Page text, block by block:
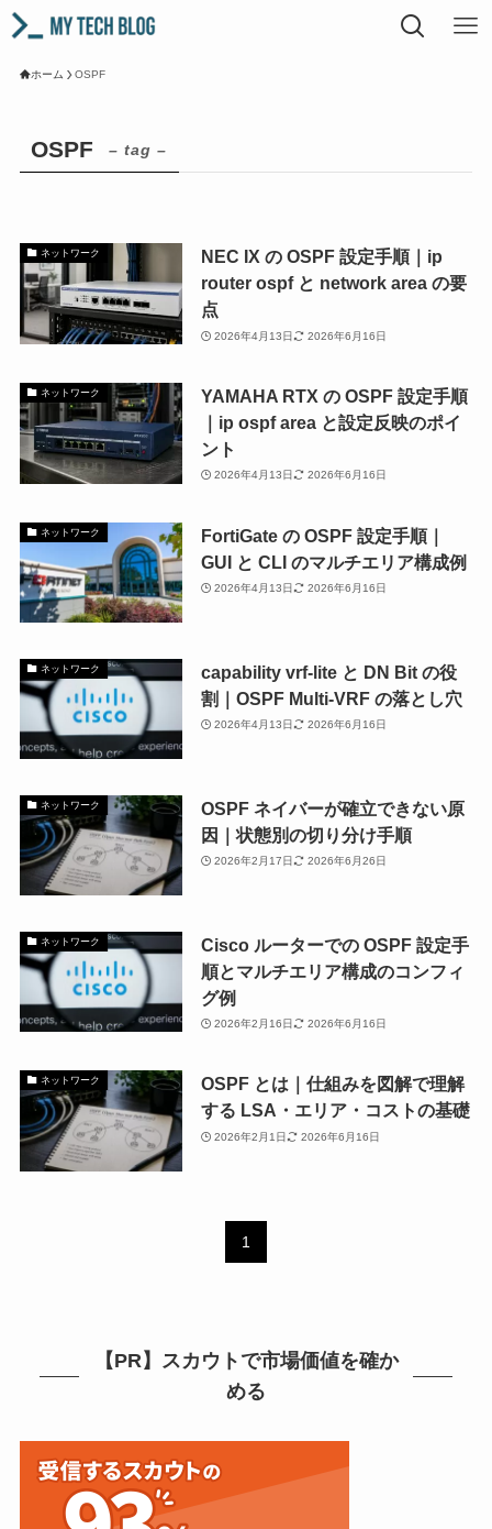
ホーム OSPF
OSPF – tag –
ネットワーク
NEC IX の OSPF 設定手順｜ip
router ospf と network area の要
点
2026年4月13日 2026年6月16日
ネットワーク
YAMAHA RTX の OSPF 設定手順
｜ip ospf area と設定反映のポイ
ント
2026年4月13日 2026年6月16日
ネットワーク
FortiGate の OSPF 設定手順｜
GUI と CLI のマルチエリア構成例
2026年4月13日 2026年6月16日
ネットワーク
capability vrf-lite と DN Bit の役
割｜OSPF Multi-VRF の落とし穴
2026年4月13日 2026年6月16日
ネットワーク
OSPF ネイバーが確立できない原
因｜状態別の切り分け手順
2026年2月17日 2026年6月26日
ネットワーク
Cisco ルーターでの OSPF 設定手
順とマルチエリア構成のコンフィ
グ例
2026年2月16日 2026年6月16日
ネットワーク
OSPF とは｜仕組みを図解で理解
する LSA・エリア・コストの基礎
2026年2月1日 2026年6月16日
1
【PR】スカウトで市場価値を確か
める